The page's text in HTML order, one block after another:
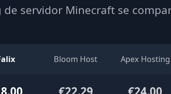
servidor Minecraft se
Bloom Host Apex Hosting